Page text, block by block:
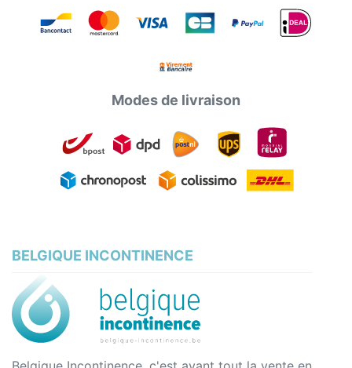
Modes de livraison
BELGIQUE INCONTINENCE